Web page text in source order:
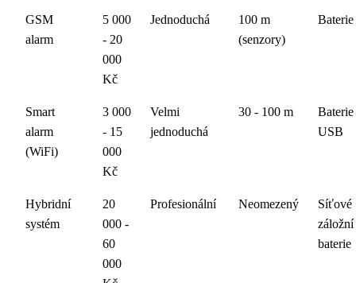
GSM
alarm
5 000
- 20
000
Kč
Jednoduchá
100 m
(senzory)
Baterie
Smart
alarm
(WiFi)
3 000
- 15
000
Kč
Velmi
jednoduchá
30 - 100 m
USB
Hybridní
systém
20
000 -
60
000
Profesionální Neomezený
Síťové
záložní
baterie